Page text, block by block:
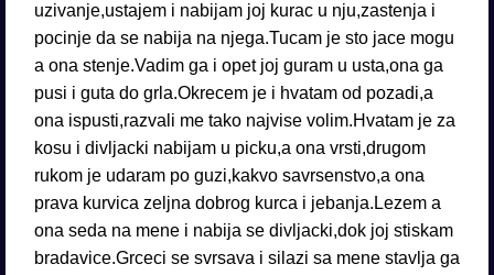
uzivanje,ustajem i nabijam joj kurac u nju,zastenja i
pocinje da se nabija na njega.Tucam je sto jace mogu
a ona stenje.Vadim ga i opet joj guram u usta,ona ga
pusi i guta do grla.Okrecem je i hvatam od pozadi,a
ona ispusti,razvali me tako najvise volim.Hvatam je za
kosu i divljacki nabijam u picku,a ona vrsti,drugom
rukom je udaram po guzi,kakvo savrsenstvo,a ona
prava kurvica zeljna dobrog kurca i jebanja.Lezem a
ona seda na mene i nabija se divljacki,dok joj stiskam
bradavice.Grceci se svrsava i silazi sa mene stavlja ga